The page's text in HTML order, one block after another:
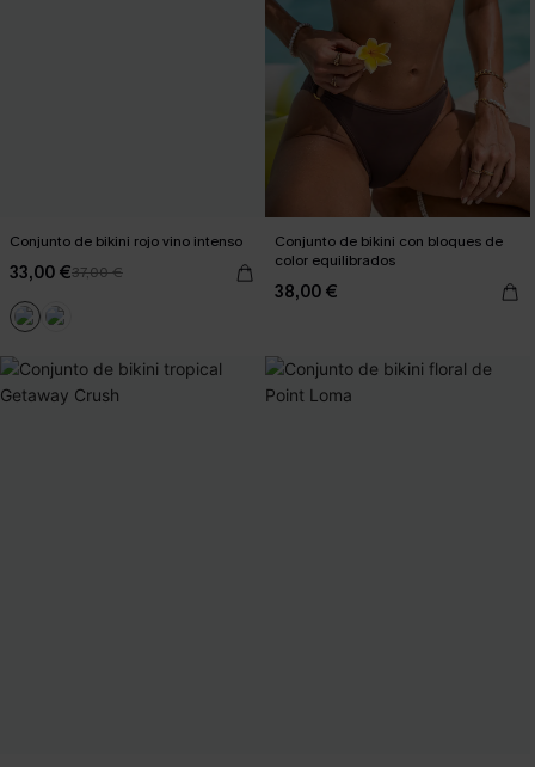
Conjunto de bikini rojo vino intenso
33,00 €37,00 €
Conjunto de bikini con bloques de
color equilibrados
38,00 €